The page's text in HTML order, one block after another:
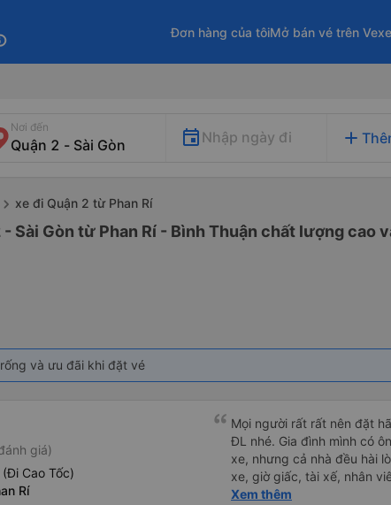
Đơn hàng của tôiMở bán vé trên
Nơi đến
Nhập ngày đi add
xe đi Quận 2 từ Phan Rí
Sài Gòn từ Phan Rí - Bình Thuận chất lượng cao
và ưu đãi khi đặt vé
giá)
Cao Tốc)
Rí
Mọi người rất rất nên đặt
ĐL nhé. Gia đình mình có
xe, nhưng cả nhà đều hài
xe, giờ giấc, tài xế, nhân
Thread City đã giới thiệu
Xem thêm